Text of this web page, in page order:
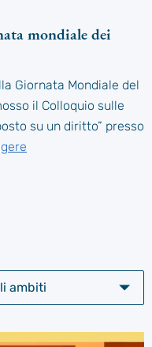
mondiale dei
Giornata Mondiale del
il Colloquio sulle
su un diritto” presso